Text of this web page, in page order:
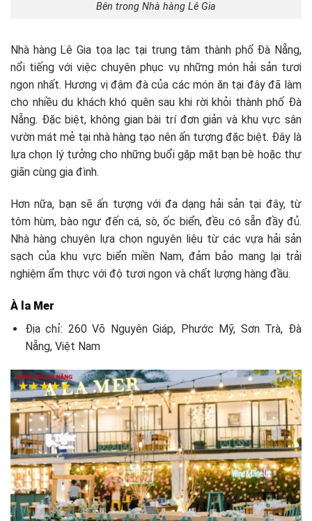
Bên trong Nhà hàng Lê Gia
Nhà hàng Lê Gia tọa lạc tại trung tâm thành phố Đà Nẵng,
nổi tiếng với việc chuyên phục vụ những món hải sản tươi
ngon nhất. Hương vị đậm đà của các món ăn tại đây đã làm
cho nhiều du khách khó quên sau khi rời khỏi thành phố Đà
Nẵng. Đặc biệt, không gian bài trí đơn giản và khu vực sân
vườn mát mẻ tại nhà hàng tạo nên ấn tượng đặc biệt. Đây là
lựa chọn lý tưởng cho những buổi gặp mặt bạn bè hoặc thư
giãn cùng gia đình.
Hơn nữa, bạn sẽ ấn tượng với đa dạng hải sản tại đây, từ
tôm hùm, bào ngư đến cá, sò, ốc biển, đều có sẵn đầy đủ.
Nhà hàng chuyên lựa chọn nguyên liệu từ các vựa hải sản
sạch của khu vực biển miền Nam, đảm bảo mang lại trải
nghiệm ẩm thực với độ tươi ngon và chất lượng hàng đầu.
À la Mer
Địa chỉ: 260 Võ Nguyên Giáp, Phước Mỹ, Sơn Trà, Đà
Nẵng, Việt Nam